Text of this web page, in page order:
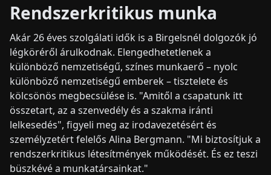
Rendszerkritikus munka
Akár 26 éves szolgálati idők is a Birgelsnél dolgozók jó
légköréről árulkodnak. Elengedhetetlenek a
különböző nemzetiségű, színes munkaerő – nyolc
különböző nemzetiségű emberek – tisztelete és
kölcsönös megbecsülése is. "Amitől a csapatunk itt
összetart, az a szenvedély és a szakma iránti
lelkesedés", figyeli meg az irodavezetésért és
személyzetért felelős Alina Bergmann. "Mi biztosítjuk a
rendszerkritikus létesítmények működését. És ez teszi
büszkévé a munkatársainkat."